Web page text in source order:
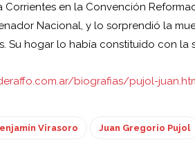
Corrientes en la Convención
Nacional, y lo sorprendió la
Su hogar lo había constituido con la
biografias/pujol-
Virasoro Juan Gregorio Pujol